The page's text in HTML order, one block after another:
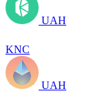
UAH
KNC
UAH